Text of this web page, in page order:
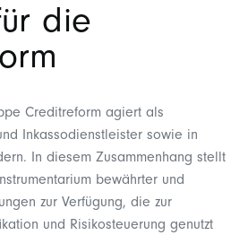
die
Creditreform agiert als
Inkassodienstleister sowie in
In diesem Zusammenhang stellt
bewährter und
zur Verfügung, die zur
und Risikosteuerung genutzt